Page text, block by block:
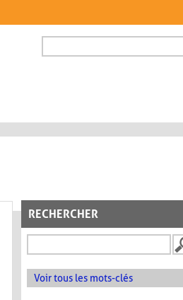
FORMULAIRE DE
RECHERCHER
Voir tous les mots-clés